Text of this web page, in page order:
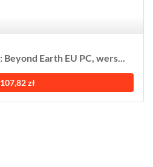
Earth EU PC, wers...
107,82 zł